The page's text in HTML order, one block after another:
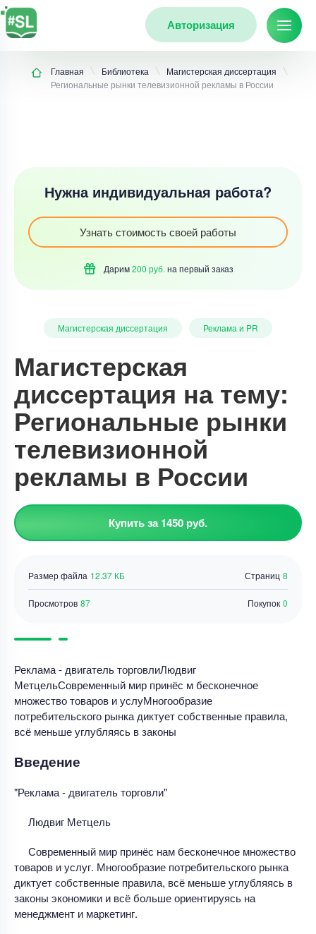
Авторизация
Главная Библиотека
Магистерская диссертация
Региональные рынки телевизионной рекламы в России
Нужна индивидуальная работа?
Узнать стоимость своей работы
Дарим200 руб. на первый заказ
Магистерская диссертация Реклама и PR
Магистерская
диссертация на тему:
Региональные рынки
телевизионной
рекламы в России
Купить за 1450 руб.
Страниц 8
Размер файла 12.37 КБ
Просмотров 87 Покупок 0
Реклама - двигатель торговлиЛюдвиг
МетцельСовременный мир принёс м бесконечное
множество товаров и услуМногообразие
потребительского рынка диктует собственные правила,
всё меньше углубляясь в законы
Введение
"Реклама - двигатель торговли"
Людвиг Метцель
Современный мир принёс нам бесконечное множество
товаров и услуг. Многообразие потребительского рынка
диктует собственные правила, всё меньше углубляясь в
законы экономики и всё больше ориентируясь на
менеджмент и маркетинг.